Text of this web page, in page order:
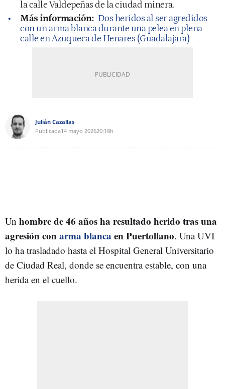
la calle Valdepeñas de la ciudad minera.
Más información: Dos heridos al ser agredidos
con un arma blanca durante una pelea en plena
calle en Azuqueca de Henares (Guadalajara)
Julián Cazallas
Publicada14 mayo 202620:18h
Un hombre de 46 años ha resultado herido tras una
agresión conarma blanca en Puertollano. Una UVI
lo ha trasladado hasta el Hospital General Universitario
de Ciudad Real, donde se encuentra estable, con una
herida en el cuello.